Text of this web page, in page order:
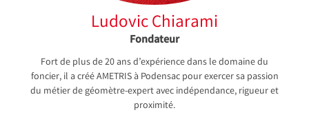
Ludovic Chiarami
Fondateur
Fort de plus de 20 ans d’expérience dans le domaine du
foncier, il a créé AMETRIS à Podensac pour exercer sa passion
du métier de géomètre-expert avec indépendance, rigueur et
proximité.